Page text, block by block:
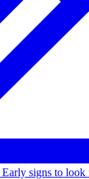
Early signs to look